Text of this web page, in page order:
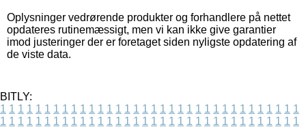
Oplysninger vedrørende produkter og forhandlere på nettet
opdateres rutinemæssigt, men vi kan ikke give garantier
imod justeringer der er foretaget siden nyligste opdatering af
de viste data.
BITLY:
1 1 1 1 1 1 1 1 1 1 1 1 1 1 1 1 1 1 1 1 1 1 1 1 1 1 1 1 1 1 1 1 1 1
1 1 1 1 1 1 1 1 1 1 1 1 1 1 1 1 1 1 1 1 1 1 1 1 1 1 1 1 1 1 1 1 1 1